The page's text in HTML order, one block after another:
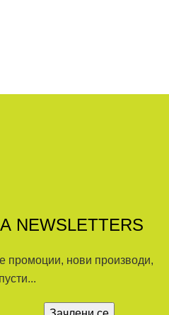
промоции, нови производи,